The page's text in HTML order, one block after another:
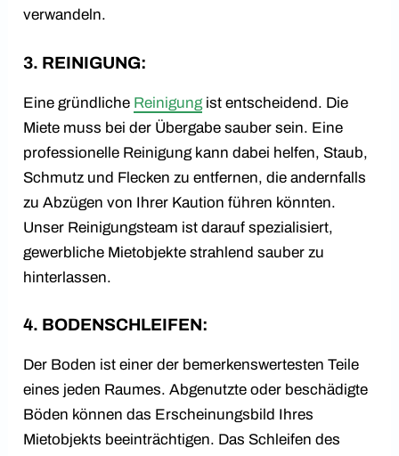
verwandeln.
3. REINIGUNG:
Eine gründliche Reinigung ist entscheidend. Die
Miete muss bei der Übergabe sauber sein. Eine
professionelle Reinigung kann dabei helfen, Staub,
Schmutz und Flecken zu entfernen, die andernfalls
zu Abzügen von Ihrer Kaution führen könnten.
Unser Reinigungsteam ist darauf spezialisiert,
gewerbliche Mietobjekte strahlend sauber zu
hinterlassen.
4. BODENSCHLEIFEN:
Der Boden ist einer der bemerkenswertesten Teile
eines jeden Raumes. Abgenutzte oder beschädigte
Böden können das Erscheinungsbild Ihres
Mietobjekts beeinträchtigen. Das Schleifen des